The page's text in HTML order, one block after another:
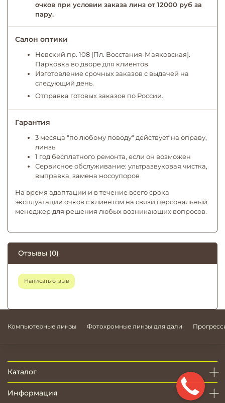
очков при условии заказа линз от 12000 руб за
пару.
Салон оптики
Невский пр. 108 [Пл. Восстания-Маяковская].
Парковка во дворе для клиентов
Изготовление срочных заказов с выдачей на
следующий день.
Отправка готовых заказов по России.
Гарантия
3 месяца "по любому поводу" действует на оправу,
линзы
1 год бесплатного ремонта, если он возможен
Сервисное обслуживание: ультразвуковая чистка,
выправка, замена носоупоров
На время адаптации и в течение всего срока
эксплуатации очков с клиентом на связи персональный
менеджер для решения любых возникающих вопросов.
Отзывы (0)
Написать отзыв
Компьютерные линзы Фотохромные линзы для дали
Каталог
Информация